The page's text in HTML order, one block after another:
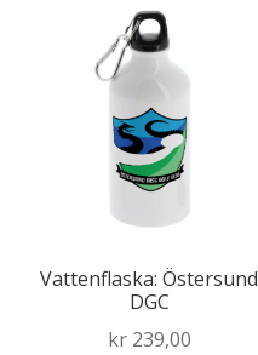
Vattenflaska: Östersund
DGC
kr239,00